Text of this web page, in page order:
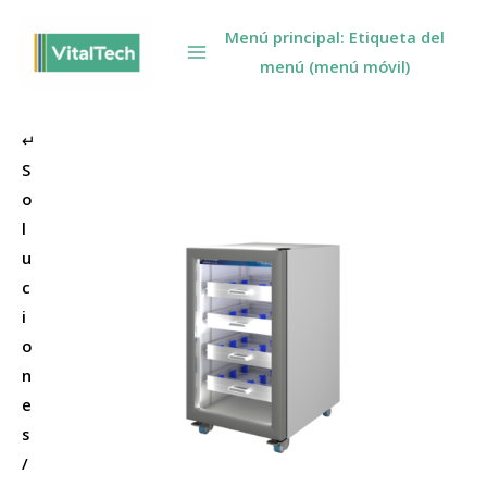
contenido
Menú principal: Etiqueta del
menú (menú móvil)
↵
S
o
l
u
c
i
o
n
e
s
/